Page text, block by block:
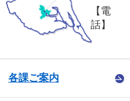
【電
話】
各課ご案内